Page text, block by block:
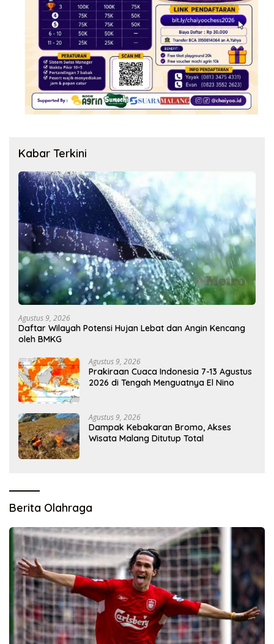
Kabar Terkini
Agustus 9, 2026
Daftar Wilayah Potensi Hujan Lebat dan Angin Kencang
oleh BMKG
Agustus 9, 2026
Prakiraan Cuaca Indonesia 7-13 Agustus
2026 di Tengah Menguatnya El Nino
Agustus 9, 2026
Dampak Kebakaran Bromo, Akses
Wisata Malang Ditutup Total
Berita Olahraga